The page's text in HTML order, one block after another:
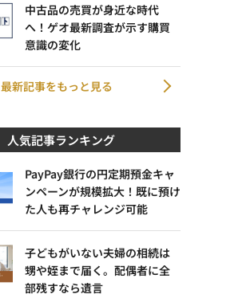
中古品の売買が身近な時代
へ！ゲオ最新調査が示す購買
意識の変化
最新記事をもっと見る
人気記事ランキング
PayPay銀行の円定期預金キャ
ンペーンが規模拡大！既に預け
た人も再チャレンジ可能
子どもがいない夫婦の相続は
甥や姪まで届く。配偶者に全
部残すなら遺言